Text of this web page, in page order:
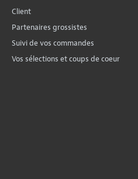
Client
Partenaires grossistes
Suivi de vos commandes
Vos sélections et coups de coeur